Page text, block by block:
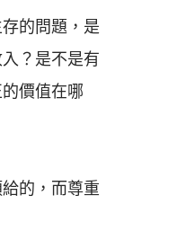
的問題，是
？是不是有
價值在哪
的，而尊重